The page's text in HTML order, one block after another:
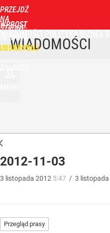
PRZEJDŹ
NA
STRONĘ
GŁÓWNĄ
WPROST
POLITYKA
WIADOMOŚCI
2012-11-03
3 listopada 2012 5:47 / 3 listopada
Przegląd prasy